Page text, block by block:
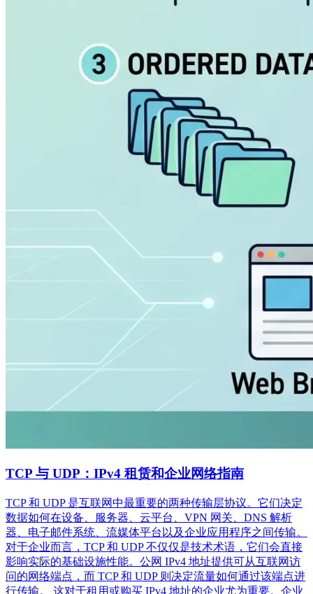
TCP 与 UDP：IPv4 租赁和企业网络指南
TCP 和 UDP 是互联网中最重要的两种传输层协议。它们决定
数据如何在设备、服务器、云平台、VPN 网关、DNS 解析
器、电子邮件系统、流媒体平台以及企业应用程序之间传输。
对于企业而言，TCP 和 UDP 不仅仅是技术术语，它们会直接
影响实际的基础设施性能。公网 IPv4 地址提供可从互联网访
问的网络端点，而 TCP 和 UDP 则决定流量如何通过该端点进
行传输。 这对于租用或购买 IPv4 地址的企业尤为重要。企业